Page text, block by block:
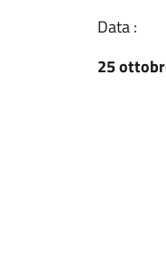
Data :
25